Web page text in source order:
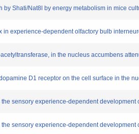
by Shati/Nat8l by energy metabolism in mice
in experience-dependent olfactory bulb
in the nucleus accumbens
D1 receptor on the cell surface in the
sensory experience-dependent
sensory experience-dependent